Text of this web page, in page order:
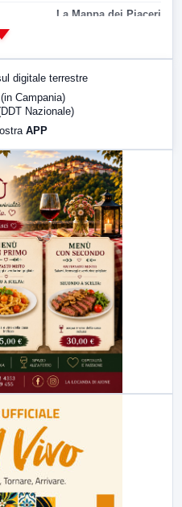
La Mappa dei Piaceri
LabNews (replica)
digitale terrestre
(in Campania)
Nazionale)
APP